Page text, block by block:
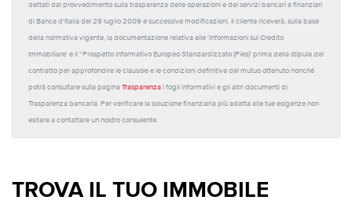
dettati dal provvedimento sulla trasparenza delle operazioni e dei servizi bancari e finanziari
di Banca d'Italia del 29 luglio 2009 e successive modificazioni. Il cliente riceverà, sulla base
della normativa vigente, la documentazione relativa alle 'Informazioni sul Credito
Immobiliare' e il “Prospetto Informativo Europeo Standardizzato (Pies)' prima della stipula del
contratto per approfondire le clausole e le condizioni definitive del mutuo ottenuto nonché
potrà consultare sulla pagina Trasparenza i fogli informativi e gli altri documenti di
Trasparenza bancaria. Per verificare la soluzione finanziaria più adatta alle tue esigenze non
esitare a contattare un nostro consulente.
TROVA IL TUO IMMOBILE